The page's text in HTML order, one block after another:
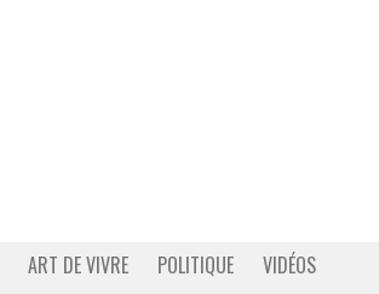
ART DE VIVRE POLITIQUE VIDÉOS